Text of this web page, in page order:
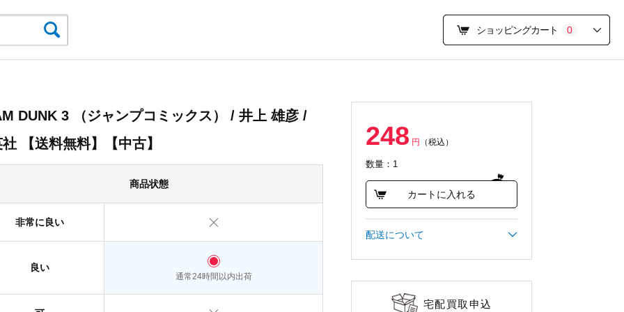
ショッピングカート 0
248 円 （税込）
数量：1
カートに入れる
配送について
宅配買取申込
DUNK 3 （ジャンプコミックス） / 井上 雄彦 /
【送料無料】【中古】
商品状態
非常に良い
良い
通常24時間以内出荷